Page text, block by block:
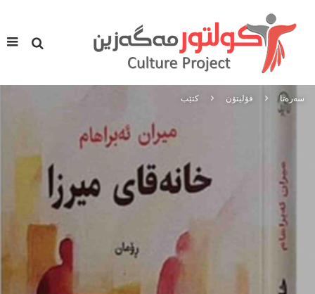
سه‌ره‌تا فۆلیتۆن کتێب